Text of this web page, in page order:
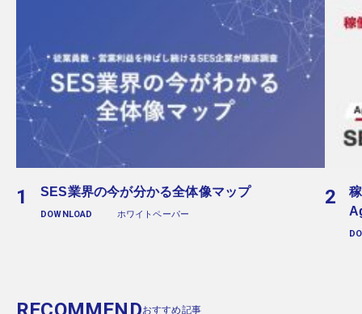
SES業界の今が分かる全体像マップ
DOWNLOAD ホワイトペーパー
おすすめ記事